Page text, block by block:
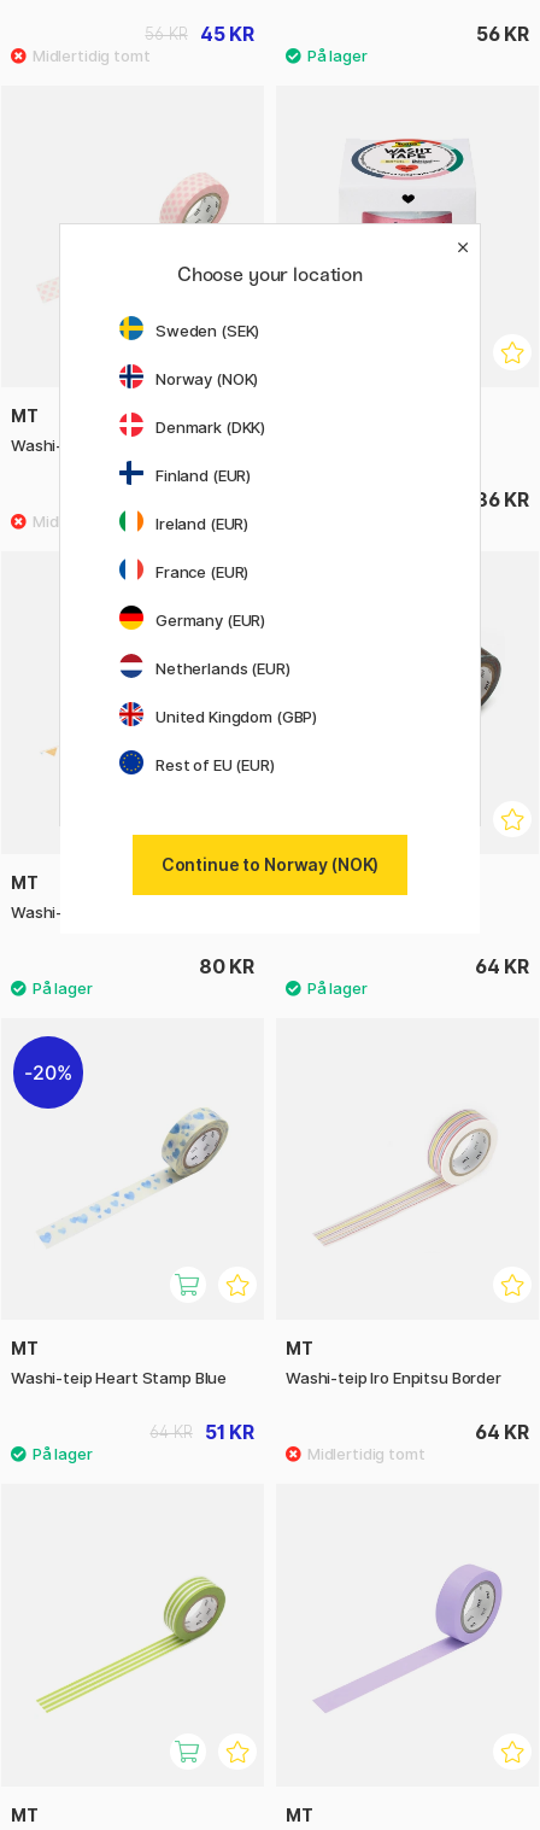
45 KR
56 KR 56 KR
MT
Washi-teip Dot Strawberry Milk
86 KR
MT
Washi-teip Flag
80 KR 64 KR
20%
MT
Washi-teip Heart Stamp Blue
51 KR
64 KR
MT
Washi-teip Iro Enpitsu Border
64 KR
MT MT
Choose your location
Sweden (SEK)
Norway (NOK)
Denmark (DKK)
Finland (EUR)
Ireland (EUR)
France (EUR)
Germany (EUR)
Netherlands (EUR)
United Kingdom (GBP)
Rest of EU (EUR)
Continue to Norway (NOK)